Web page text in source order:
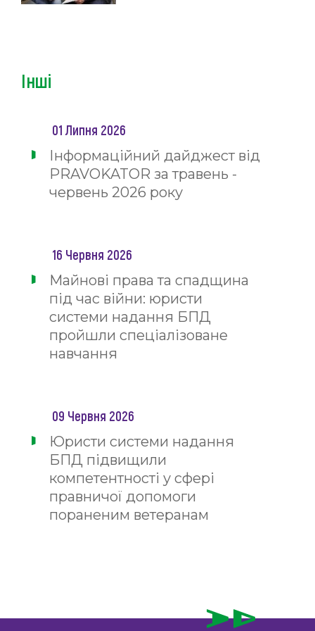
Інші
01 Липня 2026
Інформаційний дайджест від
PRAVOKATOR за травень -
червень 2026 року
16 Червня 2026
Майнові права та спадщина
під час війни: юристи
системи надання БПД
пройшли спеціалізоване
навчання
09 Червня 2026
Юристи системи надання
БПД підвищили
компетентності у сфері
правничої допомоги
пораненим ветеранам